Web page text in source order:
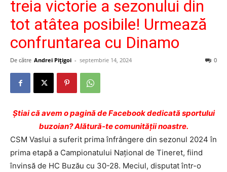
treia victorie a sezonului din
tot atâtea posibile! Urmează
confruntarea cu Dinamo
De către Andrei Pițigoi - septembrie 14, 2024 0
Ştiai că avem o pagină de Facebook dedicată sportului
buzoian? Alătură-te comunității noastre.
CSM Vaslui a suferit prima înfrângere din sezonul 2024 în
prima etapă a Campionatului Național de Tineret, fiind
învinsă de HC Buzău cu 30-28. Meciul, disputat într-o